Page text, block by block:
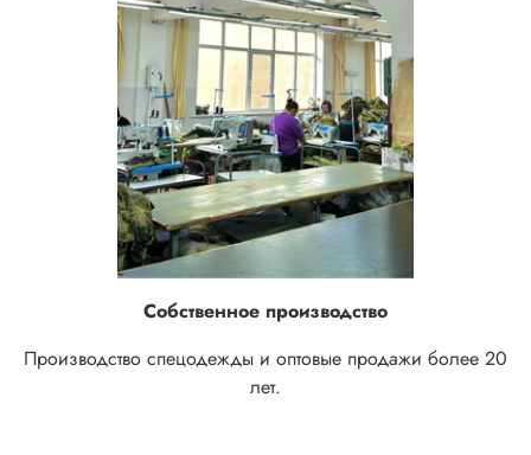
Собственное производство
Производство спецодежды и оптовые продажи более 20
лет.